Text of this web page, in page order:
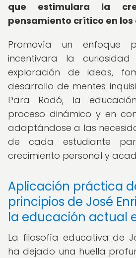
que estimulara la
pensamiento crítico en
Promovía un enfoque
incentivara la
exploración de ideas,
desarrollo de mentes
Para Rodó, la
proceso dinámico y en
adaptándose a las
de cada estudiante
crecimiento personal y
Aplicación práctica
principios de José
la educación actual
La filosofía educativa de
ha dejado una huella